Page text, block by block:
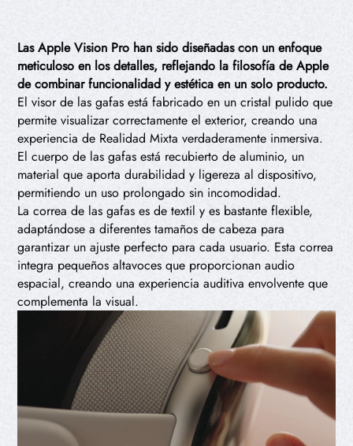
Las Apple Vision Pro han sido diseñadas con un enfoque
meticuloso en los detalles, reflejando la filosofía de Apple
de combinar funcionalidad y estética en un solo producto.
El visor de las gafas está fabricado en un cristal pulido que
permite visualizar correctamente el exterior, creando una
experiencia de Realidad Mixta verdaderamente inmersiva.
El cuerpo de las gafas está recubierto de aluminio, un
material que aporta durabilidad y ligereza al dispositivo,
permitiendo un uso prolongado sin incomodidad.
La correa de las gafas es de textil y es bastante flexible,
adaptándose a diferentes tamaños de cabeza para
garantizar un ajuste perfecto para cada usuario. Esta correa
integra pequeños altavoces que proporcionan audio
espacial, creando una experiencia auditiva envolvente que
complementa la visual.